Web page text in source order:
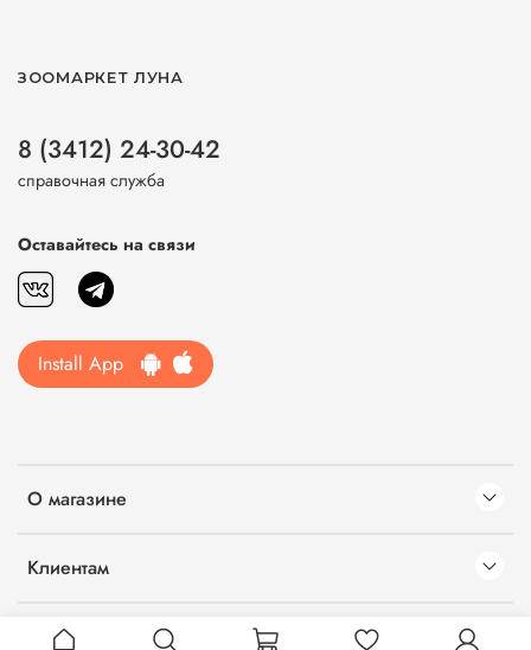
О магазине
Клиентам
Информация
ЗООМАРКЕТ ЛУНА
8 (3412) 24-30-42
справочная служба
Оставайтесь на связи
Install App